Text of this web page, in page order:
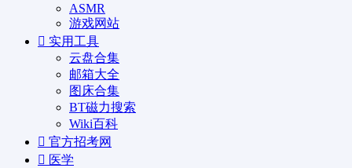
ASMR
游戏网站
实用工具
云盘合集
邮箱大全
图床合集
BT磁力搜索
Wiki百科
官方招考网
医学